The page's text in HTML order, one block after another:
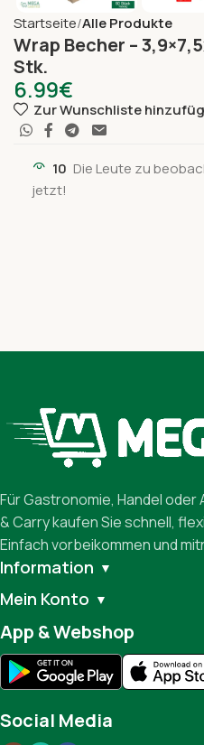
Startseite Alle Produkte
Wrap Becher –
Stk.
6.99€
Zur Wunschliste
10 Die Leute zu
jetzt!
Für Gastronomie, Handel
& Carry kaufen Sie schnell,
Einfach vorbeikommen und
Information ▼
Mein Konto ▼
App & Webshop
Social Media